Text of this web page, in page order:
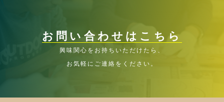
お問い合わせはこちら
興味関心をお持ちいただけたら、
お気軽にご連絡をください。